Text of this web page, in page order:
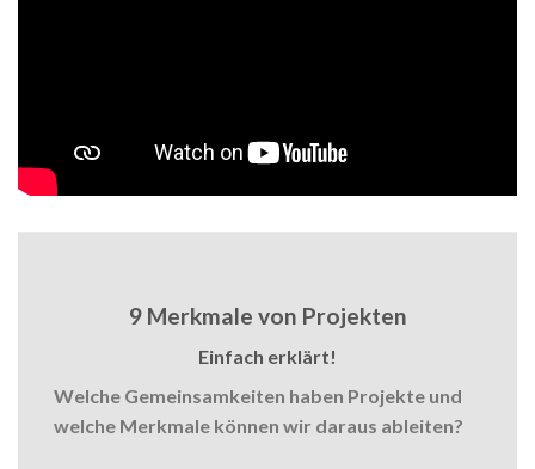
9 Merkmale von Projekten
Einfach erklärt!
Welche Gemeinsamkeiten haben Projekte und
welche Merkmale können wir daraus ableiten?